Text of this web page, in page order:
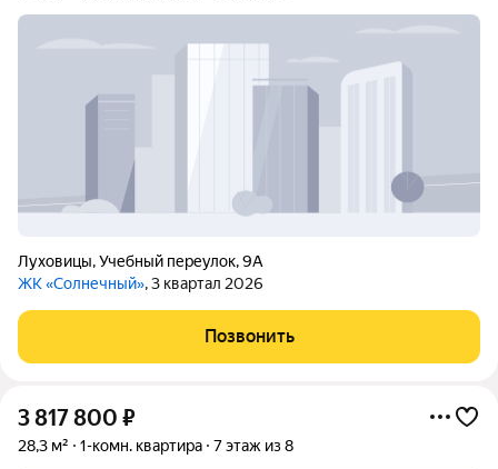
Луховицы,Учебный переулок,9А
ЖК «Солнечный», 3 квартал 2026
Позвонить
3 817 800 ₽
28,3 м² 1-комн. квартира 7 этаж из 8